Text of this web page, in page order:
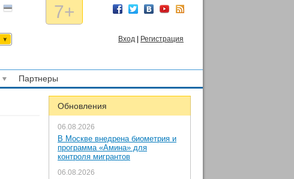
7+
Вход Регистрация
Партнеры
Обновления
06.08.2026
В Москве внедрена биометрия и
программа «Амина» для
контроля мигрантов
06.08.2026